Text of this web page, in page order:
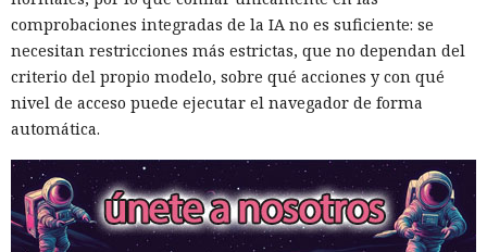
comprobaciones integradas de la IA no es suficiente: se
necesitan restricciones más estrictas, que no dependan del
criterio del propio modelo, sobre qué acciones y con qué
nivel de acceso puede ejecutar el navegador de forma
automática.